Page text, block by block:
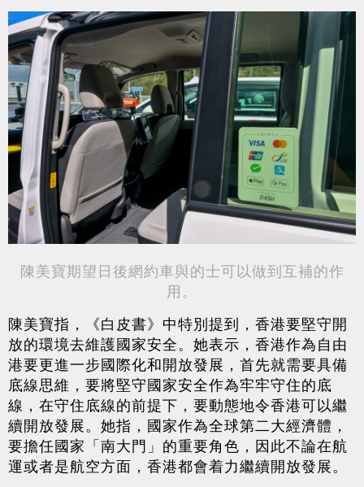
陳美寶期望日後網約車與的士可以做到互補的作
用。
陳美寶指，《白皮書》中特別提到，香港要堅守開
放的環境去維護國家安全。她表示，香港作為自由
港要更進一步國際化和開放發展，首先就需要具備
底線思維，要將堅守國家安全作為牢牢守住的底
線，在守住底線的前提下，要動態地令香港可以繼
續開放發展。她指，國家作為全球第二大經濟體，
要擔任國家「南大門」的重要角色，因此不論在航
運或者是航空方面，香港都會着力繼續開放發展。